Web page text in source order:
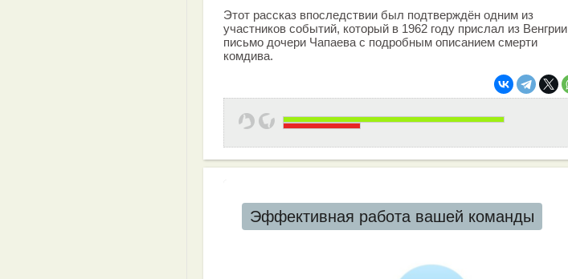
Этот рассказ впоследствии был подтверждён одним из
участников событий, который в 1962 году прислал из Венгрии
письмо дочери Чапаева с подробным описанием смерти
комдива.
Эффективная работа вашей команды